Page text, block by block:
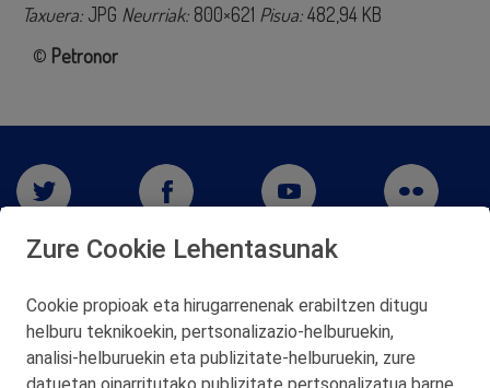
Taxuera: JPG Neurriak: 800×621 Pisua:482,94 KB
© Petronor
San Martín 5-Edificio Muñatones,
48550 Muskiz (Bizkaia)
Zure Cookie Lehentasunak
Cookie propioak eta hirugarrenenak erabiltzen ditugu
helburu teknikoekin, pertsonalizazio‑helburuekin,
analisi‑helburuekin eta publizitate‑helburuekin, zure